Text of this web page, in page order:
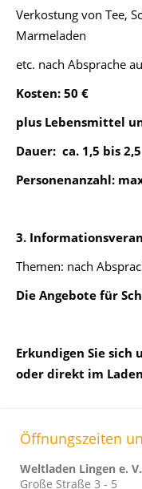
Verkostung von Tee,
Marmeladen
etc. nach Absprache
Kosten: 50 €
plus Lebensmittel
Dauer: ca. 1,5 bis
Personenanzahl:
3.
Themen: nach
Die Angebote für
Erkundigen Sie sich
oder direkt im
Öffnungszeiten
Weltladen Lingen e. V.
Große Straße 3 - 5